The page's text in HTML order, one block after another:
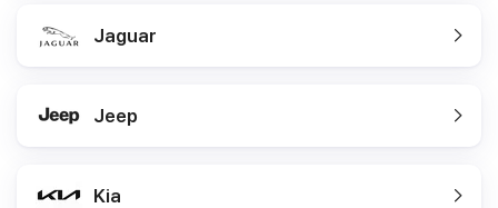
Jaguar
Jeep
Kia